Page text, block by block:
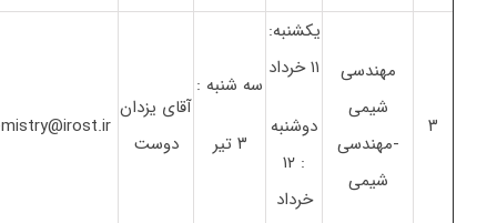
۳
مهندسی
شیمی
-مهندسی
شیمی
یکشنبه:
۱۱ خرداد
دوشنبه
: ۱۲
خرداد
سه شنبه :
۳ تیر
آقای یزدان
دوست